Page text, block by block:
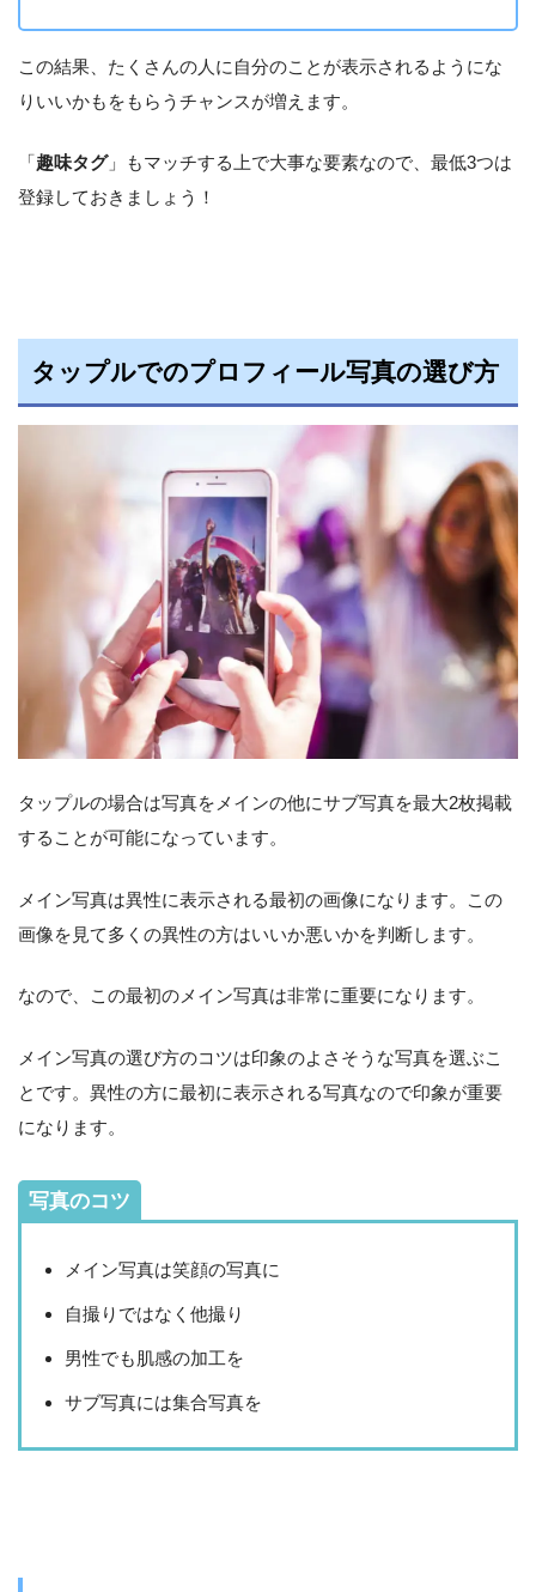
この結果、たくさんの人に自分のことが表示されるようにな
りいいかもをもらうチャンスが増えます。
「趣味タグ」もマッチする上で大事な要素なので、最低3つは
登録しておきましょう！
タップルでのプロフィール写真の選び方
タップルの場合は写真をメインの他にサブ写真を最大2枚掲載
することが可能になっています。
メイン写真は異性に表示される最初の画像になります。この
画像を見て多くの異性の方はいいか悪いかを判断します。
なので、この最初のメイン写真は非常に重要になります。
メイン写真の選び方のコツは印象のよさそうな写真を選ぶこ
とです。異性の方に最初に表示される写真なので印象が重要
になります。
写真のコツ
メイン写真は笑顔の写真に
自撮りではなく他撮り
男性でも肌感の加工を
サブ写真には集合写真を